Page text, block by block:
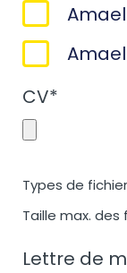
CV*
Types de
Taille max. des
Lettre de